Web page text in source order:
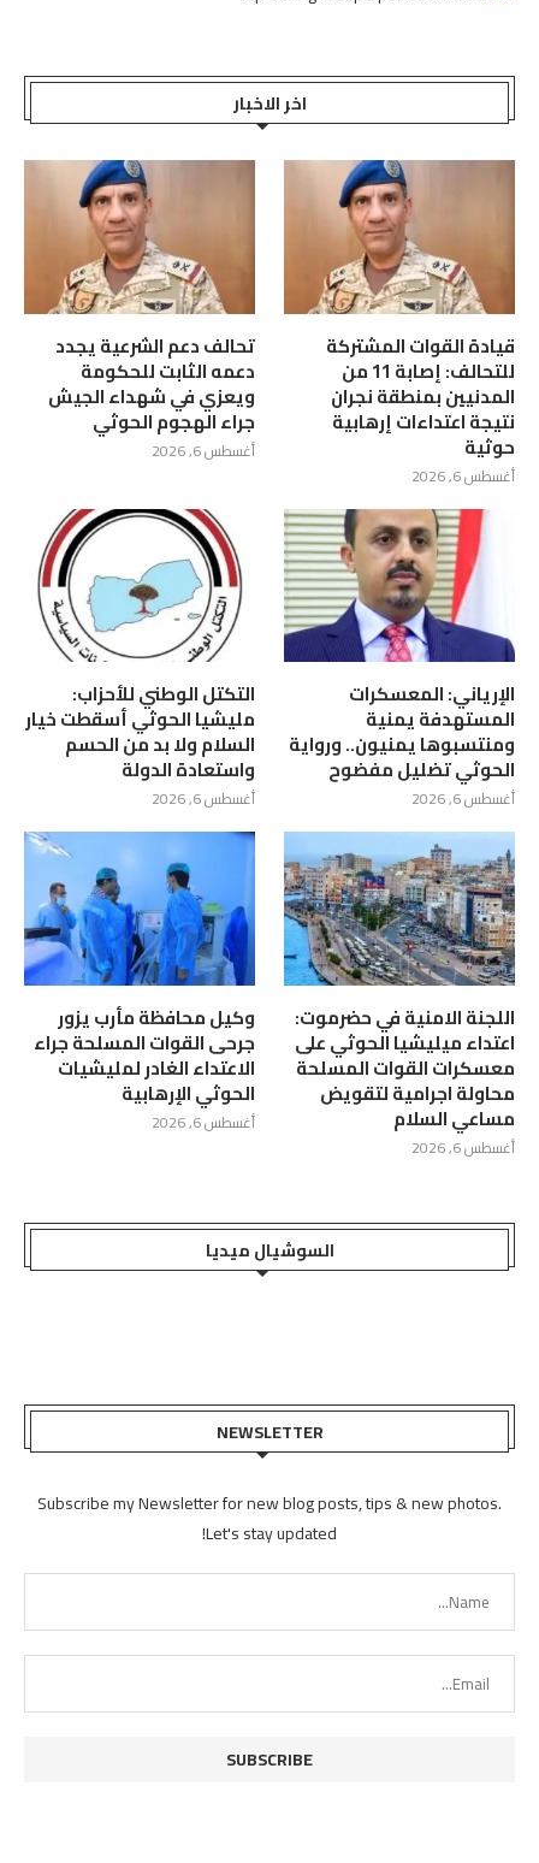
اخر الاخبار
قيادة القوات المشتركة
للتحالف: إصابة 11 من
المدنيين بمنطقة نجران
نتيجة اعتداءات إرهابية
حوثية
أغسطس 6, 2026
تحالف دعم الشرعية يجدد
دعمه الثابت للحكومة
ويعزي في شهداء الجيش
جراء الهجوم الحوثي
أغسطس 6, 2026
الإرياني: المعسكرات
المستهدفة يمنية
ومنتسبوها يمنيون.. ورواية
الحوثي تضليل مفضوح
أغسطس 6, 2026
التكتل الوطني للأحزاب:
مليشيا الحوثي أسقطت خيار
السلام ولا بد من الحسم
واستعادة الدولة
أغسطس 6, 2026
اللجنة الامنية في حضرموت:
اعتداء ميليشيا الحوثي على
معسكرات القوات المسلحة
محاولة اجرامية لتقويض
مساعي السلام
أغسطس 6, 2026
وكيل محافظة مأرب يزور
جرحى القوات المسلحة جراء
الاعتداء الغادر لمليشيات
الحوثي الإرهابية
أغسطس 6, 2026
السوشيال ميديا
NEWSLETTER
Subscribe my Newsletter for new blog posts, tips & new photos.
Let's stay updated!